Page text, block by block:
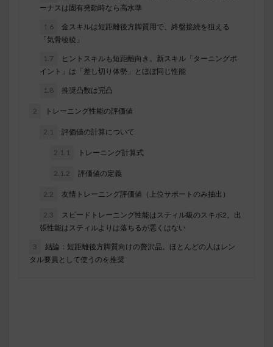
ーナスは固有発動時なら高水準
1.6
金スキルは短距離後方脚質用で、終盤接続を狙える
「気骨稜稜」
1.7
ヒントスキルも短距離向き。新スキル「ターニングポ
イント」は「差し切り体勢」とほぼ同じ性能
1.8 推奨凸数は完凸
2 トレーニング性能の評価値
2.1 評価値の計算について
2.1.1 トレーニング計算式
2.1.2 評価値の定義
2.2 友情トレーニング評価値（上位サポートのみ抽出）
2.3
スピードトレーニング性能はスティル級のスキボ2。出
張性能はスティルよりは落ちるが悪くはない
3
結論：短距離後方脚質向けの贅沢品。ほとんどの人はレン
タル要員として使うのを推奨